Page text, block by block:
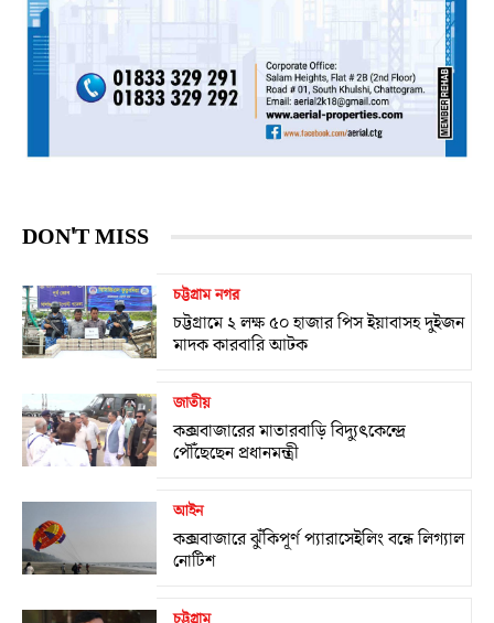
DON'T MISS
চট্টগ্রাম নগর
চট্টগ্রামে ২ লক্ষ ৫০ হাজার পিস ইয়াবাসহ দুইজন
মাদক কারবারি আটক
জাতীয়
কক্সবাজারের মাতারবাড়ি বিদ্যুৎকেন্দ্রে
পৌঁছেছেন প্রধানমন্ত্রী
আইন
কক্সবাজারে ঝুঁকিপূর্ণ প্যারাসেইলিং বন্ধে লিগ্যাল
নোটিশ